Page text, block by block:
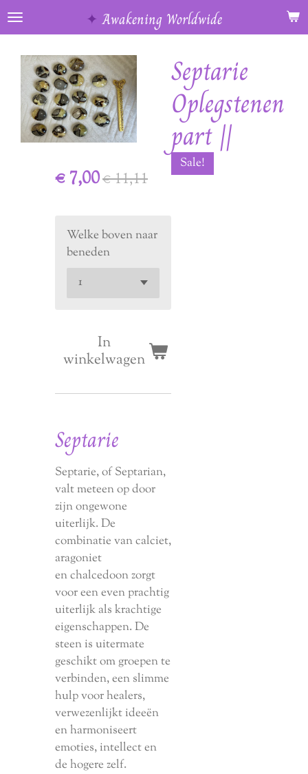
Ga
direct
hoofdinhoud
✦ Awakening Worldwide
Septarie
Oplegstenen
part ||
Sale!
€ 7,00€ 11,11
Welke boven naar
beneden
In
winkelwagen
Septarie
Septarie, of Septarian,
valt meteen op door
zijn ongewone
uiterlijk. De
combinatie van calciet,
aragoniet
en chalcedoon zorgt
voor een even prachtig
uiterlijk als krachtige
eigenschappen. De
steen is uitermate
geschikt om groepen te
verbinden, een slimme
hulp voor healers,
verwezenlijkt ideeën
en harmoniseert
emoties, intellect en
de hogere zelf.